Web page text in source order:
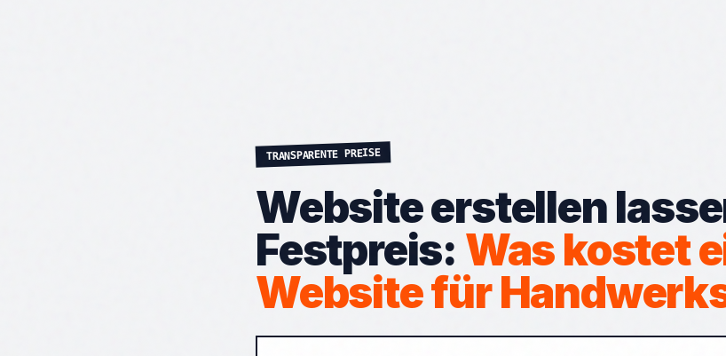
TRANSPARENTE PREISE
Website erstellen
Festpreis: Was kostet
Website für